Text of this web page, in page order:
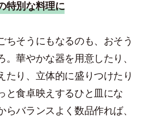
特別な料理に
ちそうにもなるのも、おそう
。華やかな器を用意したり、
たり、立体的に盛りつけたり
と食卓映えするひと皿にな
らバランスよく数品作れば、